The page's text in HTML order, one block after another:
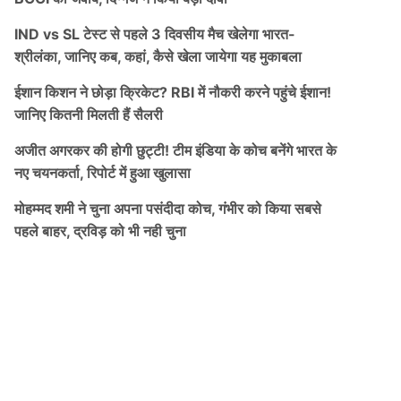
IND vs SL टेस्ट से पहले 3 दिवसीय मैच खेलेगा भारत-
श्रीलंका, जानिए कब, कहां, कैसे खेला जायेगा यह मुकाबला
ईशान किशन ने छोड़ा क्रिकेट? RBI में नौकरी करने पहुंचे ईशान!
जानिए कितनी मिलती हैं सैलरी
अजीत अगरकर की होगी छुट्टी! टीम इंडिया के कोच बनेंगे भारत के
नए चयनकर्ता, रिपोर्ट में हुआ खुलासा
मोहम्मद शमी ने चुना अपना पसंदीदा कोच, गंभीर को किया सबसे
पहले बाहर, द्रविड़ को भी नही चुना